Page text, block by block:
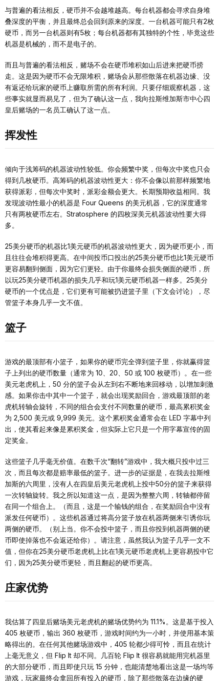
与普遍的看法相反，硬币并不会越堆越高。每台机器都会寻求自身堆
叠深度的平衡，并且最终总会回到原来的深度。一台机器可能只有2枚
硬币，而另一台机器则有5枚；每台机器都有其独特的个性，毕竟这些
机器是机械的，而不是电子的。
而且与普遍的看法相反，赌场不会在硬币堆积如山后进来把硬币捞
走。这是因为硬币不会无限堆积，赌场会从那些散落在机器边缘、没
有返还给玩家的硬币上赚取所需的所有利润。只要仔细观察机器，这
些事实就显而易见了，但为了确认这一点，我向拉斯维加斯市中心四
皇后赌场的一名员工确认了这一点。
挥发性
倾向于浅筹码的机器波动性较低。你会频繁中奖，但每次中奖也只会
得到几枚硬币。高筹码的机器波动性更大：你不会像以前那样频繁地
获得派彩，但每次中奖时，派彩金额会更大。长期预期收益相同。我
发现波动性最小的机器是 Four Queens 的美元机器，它的深度通常
只有两枚硬币左右。Stratosphere 的四枚深美元机器波动性要大得
多。
25美分硬币的机器比1美元硬币的机器波动性更大，因为硬币更小，而
且往往会堆积得更高。在中间投币口投出的25美分硬币也比1美元硬币
更容易翻到侧面，因为它们更轻。由于你最终会损失侧面的硬币，所
以玩25美分硬币机器的损失几乎和玩1美元硬币机器一样多。25美分
硬币的一个优点是，它们更有可能被扔进篮子里（下文会讨论），尽
管篮子本身几乎一文不值。
篮子
游戏的最顶部有小篮子，如果你的硬币完全弹到篮子里，你就赢得篮
子上列出的硬币数量（通常为 10、20、50 或 100 枚硬币）。在一些
美元老虎机上，50 分的篮子会从左到右不断地来回移动，以增加刺激
感。如果你击中其中一个篮子，就会出现奖励回合，游戏最顶部的老
虎机转轴会旋转，不同的组合会支付不同数量的硬币，最高累积奖金
为 2,500 美元或 9,999 美元。这个累积奖金通常会在 LED 字幕中列
出，使其看起来像是累积奖金，但实际上它只是一个用字幕宣传的固
定奖金。
这些篮子几乎毫无价值。在数千次“翻转”游戏中，我大概只投中过三
次，而且每次都是赔率最低的篮子。进一步的证据是，在我去拉斯维
加斯的六周里，没有人在四皇后美元老虎机上投中50分的篮子来获得
一次转轴旋转。我之所以知道这一点，是因为整整六周，转轴都停留
在同一个组合上。（而且，这是一个输钱的组合，在奖励回合中没有
派发任何硬币）。这些机器通过将高分篮子放在机器两侧来引诱你玩
两侧的硬币。（别上当。你不会投中篮子，而且你投到机器两侧的硬
币即使掉落也不会返还给你）。请注意，虽然我认为篮子几乎一文不
值，但你在25美分硬币老虎机上比在1美元硬币老虎机上更容易投中它
们，因为25美分硬币更轻，而且翻起的硬币更高。
庄家优势
我估算了四皇后赌场美元老虎机的赌场优势约为 11.1%。这是基于投入
405 枚硬币，输出 360 枚硬币，游戏时间约为一小时，并使用基本策
略得出的。在任何其他赌场游戏中，405 轮都少得可怜，而且在统计
上毫无意义，但 Flip It 却不同。几百轮 Flip It 很容易就能用完机器里
的大部分硬币，而且即使只玩 15 分钟，也能清楚地看出这是一场均等
游戏，玩家最终会拿回所有投入的硬币，除了那些散落在边缘的硬